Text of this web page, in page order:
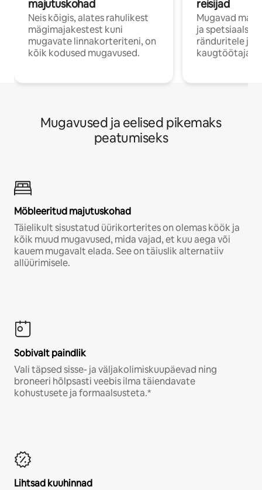
majutuskohad
Neis kõigis, alates rahulikest
mägimajakestest kuni
mugavate linnakorteriteni, on
kõik kodused mugavused.
reisijad
Mugavad
ja spetsiaalse
ränduritele ja
Mugavused ja eelised pikemaks
peatumiseks
Möbleeritud majutuskohad
Täielikult sisustatud üürikorterites on olemas köök ja
kõik muud mugavused, mida vajad, et kuu aega või
kauem mugavalt elada. See on täiuslik alternatiiv
allüürimisele.
Sobivalt paindlik
Vali täpsed sisse- ja väljakolimiskuupäevad ning
broneeri hõlpsasti veebis ilma täiendavate
kohustusete ja formaalsusteta.*
Lihtsad kuuhinnad